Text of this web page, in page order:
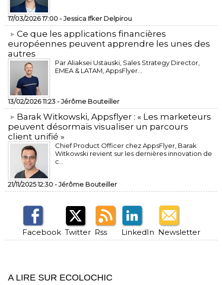
17/03/2026 17:00 -Jessica Ifker Delpirou
​Ce que les applications financières
européennes peuvent apprendre les unes des
autres
Par Aliaksei Ustauski, Sales Strategy Director,
EMEA & LATAM, AppsFlyer...
13/02/2026 11:23 -Jérôme Bouteiller
​Barak Witkowski, Appsflyer : « Les marketeurs
peuvent désormais visualiser un parcours
client unifié »
Chief Product Officer chez AppsFlyer, ​Barak
Witkowski revient sur les dernières innovation de
c...
21/11/2025 12:30 -Jérôme Bouteiller
Facebook Twitter Rss LinkedIn Newsletter
A LIRE SUR ECOLOCHIC